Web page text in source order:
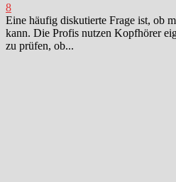
8
Eine häufig diskutierte Frage ist, ob
kann. Die Profis nutzen Kopfhörer
zu prüfen, ob...